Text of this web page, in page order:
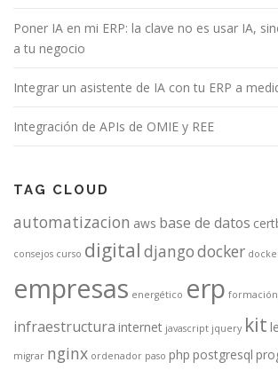
Poner IA en mi ERP: la clave no es usar IA,
a tu negocio
Integrar un asistente de IA con tu ERP a
Integración de APIs de OMIE y REE
TAG CLOUD
automatizacion aws base de datos
consejos curso digital djangodocker
empresas energético erp formación
infraestructura internet javascript jquery kit
migrar nginx ordenador paso php postgresql